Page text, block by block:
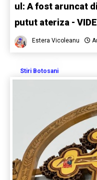
ul: A fost aruncat
putut ateriza -
Estera Vicoleanu
Stiri Botosani